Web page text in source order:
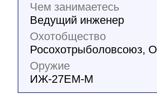
Чем занимаетесь
Ведущий инженер
Охотобщество
Росохотрыболовсоюз,
Оружие
ИЖ-27EM-M